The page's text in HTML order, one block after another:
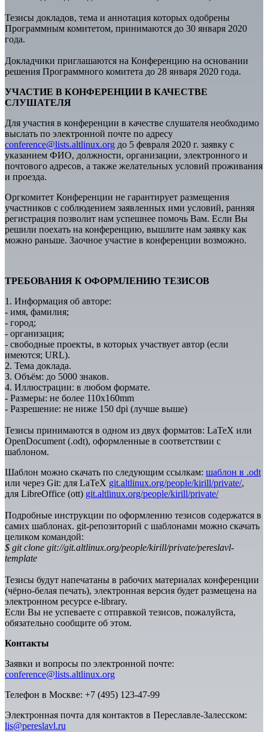
Тезисы докладов, тема и аннотация которых одобрены
Программным комитетом, принимаются до 30 января 2020
года.
Докладчики приглашаются на Конференцию на основании
решения Программного комитета до 28 января 2020 года.
УЧАСТИЕ В КОНФЕРЕНЦИИ В КАЧЕСТВЕ
СЛУШАТЕЛЯ
Для участия в конференции в качестве слушателя необходимо
выслать по электронной почте по адресу
conference@lists.altlinux.org до 5 февраля 2020 г. заявку с
указанием ФИО, должности, организации, электронного и
почтового адресов, а также желательных условий проживания
и проезда.
Оргкомитет Конференции не гарантирует размещения
участников с соблюдением заявленных ими условий, ранняя
регистрация позволит нам успешнее помочь Вам. Если Вы
решили поехать на конференцию, вышлите нам заявку как
можно раньше. Заочное участие в конференции возможно.
ТРЕБОВАНИЯ К ОФОРМЛЕНИЮ ТЕЗИСОВ
1. Информация об авторе:
- имя, фамилия;
- город;
- организация;
- свободные проекты, в которых участвует автор (если
имеются; URL).
2. Тема доклада.
3. Объём: до 5000 знаков.
4. Иллюстрации: в любом формате.
- Размеры: не более 110x160mm
- Разрешение: не ниже 150 dpi (лучше выше)
Тезисы принимаются в одном из двух форматов: LaTeX или
OpenDocument (.odt), оформленные в соответствии с
шаблоном.
Шaблон можно скачать по следующим ссылкам: шаблон в .odt
или через Git: для LaTeX git.altlinux.org/people/kirill/private/,
для LibreOffice (ott) git.altlinux.org/people/kirill/private/
Подробные инструкции по оформлению тезисов содержатся в
самих шаблонах. git-репозиторий с шаблонами можно скачать
целиком командой:
$ git clone git://git.altlinux.org/people/kirill/private/pereslavl-
template
Тезисы будут напечатаны в рабочих материалах конференции
(чёрно-белая печать), электронная версия будет размещена на
электронном ресурсе e-library.
Если Вы не успеваете с отправкой тезисов, пожалуйста,
обязательно сообщите об этом.
Контакты
Заявки и вопросы по электронной почте:
conference@lists.altlinux.org
Телефон в Москве: +7 (495) 123-47-99
Электронная почта для контактов в Переславле-Залесском:
lis@pereslavl.ru